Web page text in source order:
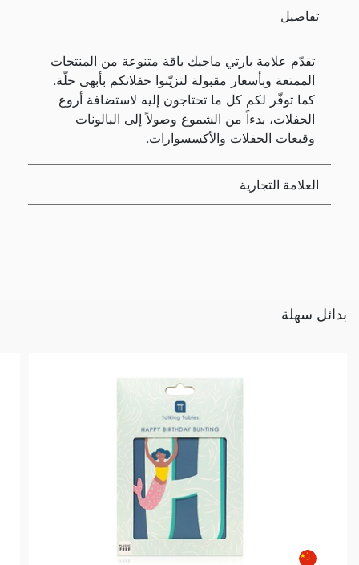
تفاصيل
تقدّم علامة بارتي ماجيك باقة متنوعة من المنتجات
الممتعة وبأسعار مقبولة لتزيّنوا حفلاتكم بأبهى حلّة.
كما توفّر لكم كل ما تحتاجون إليه لاستضافة أروع
الحفلات، بدءاً من الشموع وصولاً إلى البالونات
وقبعات الحفلات والأكسسوارات.
العلامة التجارية
بدائل سهلة